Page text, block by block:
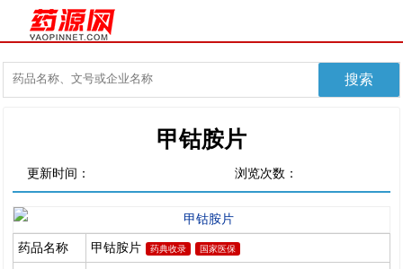
甲钴胺片
更新时间： 浏览次数：
药品名称 甲钴胺片 药典收录 国家医保